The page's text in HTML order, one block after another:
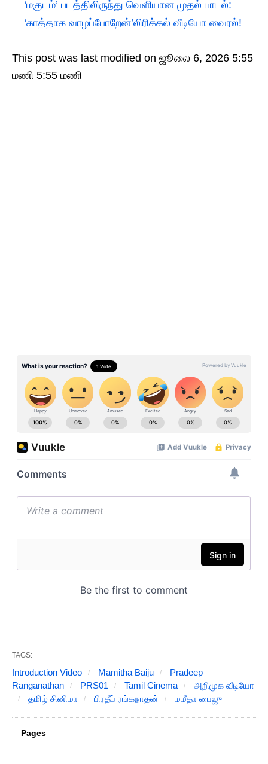
‘மகுடம்’ படத்திலிருந்து வெளியான முதல் பாடல்:
‘காத்தாக வாழப்போறேன்’லிரிக்கல் வீடியோ வைரல்!
This post was last modified on ஜூலை 6, 2026 5:55
மணி 5:55 மணி
TAGS:
Introduction Video Mamitha Baiju
Pradeep
Ranganathan
PRS01 Tamil Cinema
அறிமுக வீடியோ
தமிழ் சினிமா
பிரதீப் ரங்கநாதன் மமீதா பைஜு
Pages